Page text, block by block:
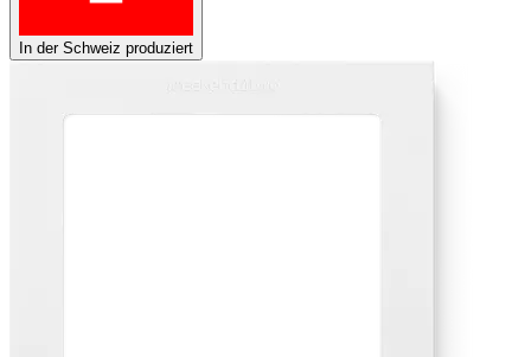
In der Schweiz produziert